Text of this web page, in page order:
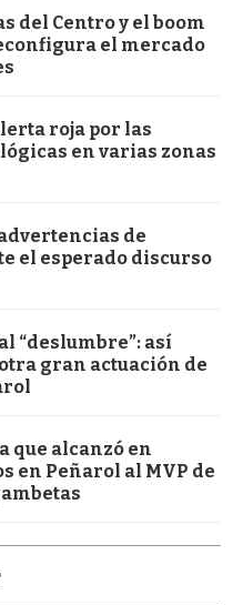
del Centro y el boom
el mercado
roja por las
en varias zonas
de
el esperado discurso
“deslumbre”: así
gran actuación de
que alcanzó en
en Peñarol al MVP de